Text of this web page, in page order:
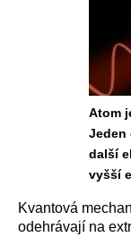
Atom
Jeden
další
vyšší
Kvantová
odehrávají na